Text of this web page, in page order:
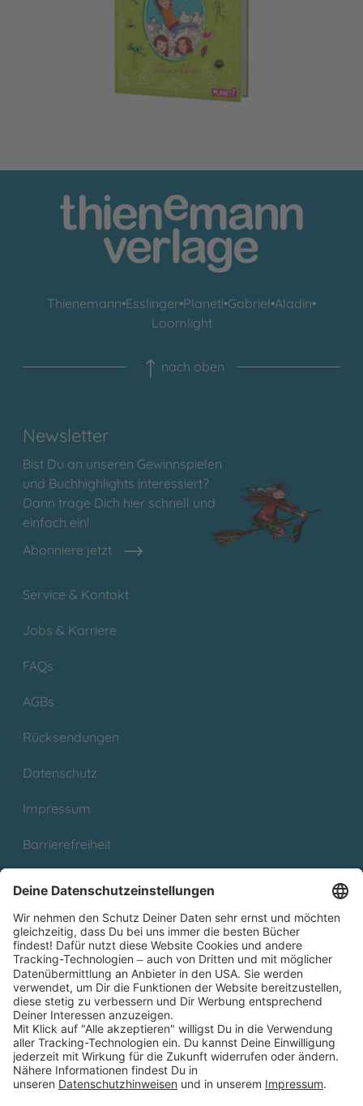
Polly Schlottermotz 3: Attacke Hühnerkacke
Thienemann•Esslinger•Planet!•Gabriel•Aladin•
Loomlight
nach oben
Newsletter
Bist Du an unseren Gewinnspielen
und Buchhighlights interessiert?
Dann trage Dich hier schnell und
einfach ein!
Abonniere jetzt
Service & Kontakt
Jobs & Karriere
FAQs
AGBs
Rücksendungen
Datenschutz
Impressum
Barrierefreiheit
Partnerprogramm (Affiliate)
Folge uns auf
* Versandkostenfrei ab 9,00 € Bestellwert innerhalb
Deutschlands
** Lieferzeit 1-3 Werktage innerhalb Deutschlands